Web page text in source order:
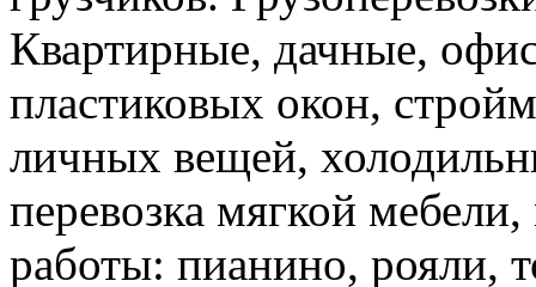
Квартирные, дачные,
пластиковых окон,
личных вещей,
перевозка мягкой
работы: пианино, рояли,